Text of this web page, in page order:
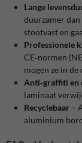
Lange
duurzamer dan
stootvast en
Professionele
CE‑normen
mogen ze in
Anti‑graffiti en
laminaat
Recyclebaar –
aluminium